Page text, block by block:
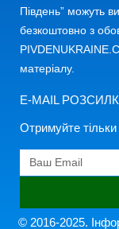
Південь” можуть
безкоштовно з
матеріалу.
E-MAIL
Отримуйте
© 2016-2025.